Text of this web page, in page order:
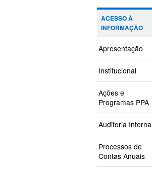
ACESSO À
INFORMAÇÃO
Apresentação
Institucional
Ações e
Programas PPA
Auditoria Interna
Processos de
Contas Anuais